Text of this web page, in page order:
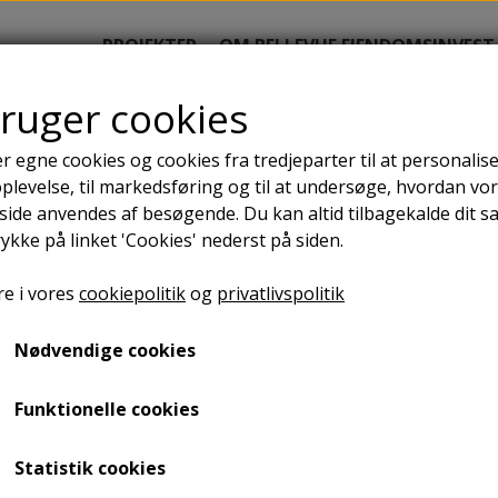
PROJEKTER OM BELLEVUE EJENDOMSINVEST
22 A/S 8450
Hammel er beliggende i et naturskønt område
cookies
egne cookies og cookies fra tredjeparter til at
til markedsføring og til at undersøge, hvordan
anvendes af besøgende. Du kan altid tilbagekalde dit
på linket 'Cookies' nederst på siden.
i vores cookiepolitikog privatlivspolitik
Nødvendige cookies
Funktionelle cookies
Statistik cookies